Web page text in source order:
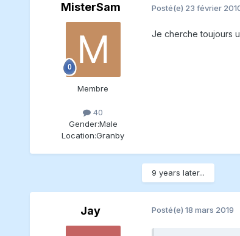
MisterSam
Membre
40
Gender:Male
Location:Granby
Posté(e) 23 février
Je cherche toujours
9 years later...
Jay Posté(e) 18 mars 2019